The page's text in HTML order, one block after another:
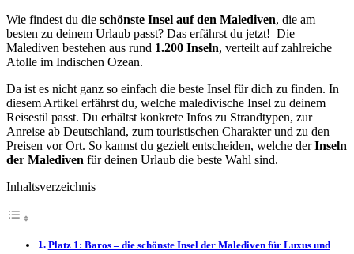
Wie findest du die schönste Insel auf den Malediven, die am
besten zu deinem Urlaub passt? Das erfährst du jetzt! Die
Malediven bestehen aus rund 1.200 Inseln, verteilt auf zahlreiche
Atolle im Indischen Ozean.
Da ist es nicht ganz so einfach die beste Insel für dich zu finden. In
diesem Artikel erfährst du, welche maledivische Insel zu deinem
Reisestil passt. Du erhältst konkrete Infos zu Strandtypen, zur
Anreise ab Deutschland, zum touristischen Charakter und zu den
Preisen vor Ort. So kannst du gezielt entscheiden, welche derInseln
der Malediven für deinen Urlaub die beste Wahl sind.
Inhaltsverzeichnis
Platz 1: Baros – die schönste Insel der Malediven für Luxus und